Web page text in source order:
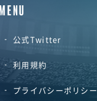
MENU
公式Twitter
利用規約
プライバシーポリシー